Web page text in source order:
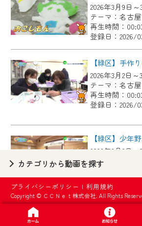
2026年3月9日
テーマ：名古
再生時間：
登録日：2026/
2026年3月2日
テーマ：名古
再生時間：
登録日：2026/
2026年3月2日
テーマ：名古屋
再生時間：
登録日：2026/
2026年3月2日
カテゴリから動画を探す
プライバシーポリシー |利用規約
Copyright © ＣＣＮｅｔ株式会社. All Rights
【ご注意】
2024年9月24日からはご加入
ビス向上のため、
『CCNet Web TV』を利用
一部コンテンツを除き、
CCNetサービスへの加入と『
ページ※』へのログインが必
す。
いたします。
要となります。
※MyIDとは、CCNet Web TV
各種サービスをご利用頂くた
IDはお客様が使っているメ
で設定できます。